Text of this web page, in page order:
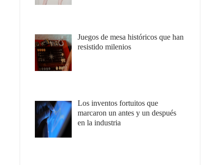
Juegos de mesa históricos que han
resistido milenios
Los inventos fortuitos que
marcaron un antes y un después
en la industria